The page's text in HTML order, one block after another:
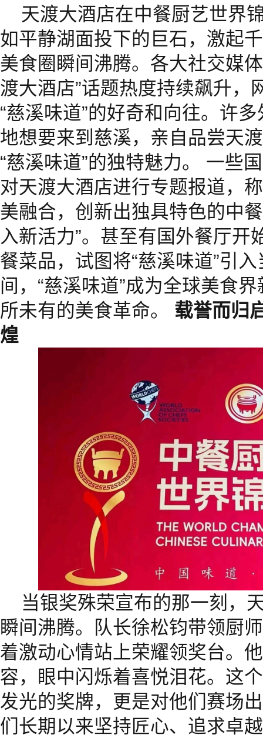
天渡大酒店在中餐厨艺世界
如平静湖面投下的巨石，激起
美食圈瞬间沸腾。各大社交媒
渡大酒店”话题热度持续飙升，
“慈溪味道”的好奇和向往。许
地想要来到慈溪，亲自品尝天
“慈溪味道”的独特魅力。 一些
对天渡大酒店进行专题报道，
美融合，创新出独具特色的中
入新活力”。甚至有国外餐厅开
餐菜品，试图将“慈溪味道”引
间，“慈溪味道”成为全球美食
所未有的美食革命。 载誉而归
煌
当银奖殊荣宣布的那一刻，
瞬间沸腾。队长徐松钧带领厨
着激动心情站上荣耀领奖台。
容，眼中闪烁着喜悦泪花。这
发光的奖牌，更是对他们赛场
们长期以来坚持匠心、追求卓